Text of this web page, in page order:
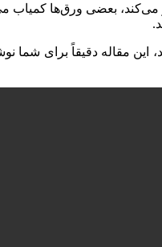
بعضی ورق‌ها کمیاب
این مقاله دقیقاً برای